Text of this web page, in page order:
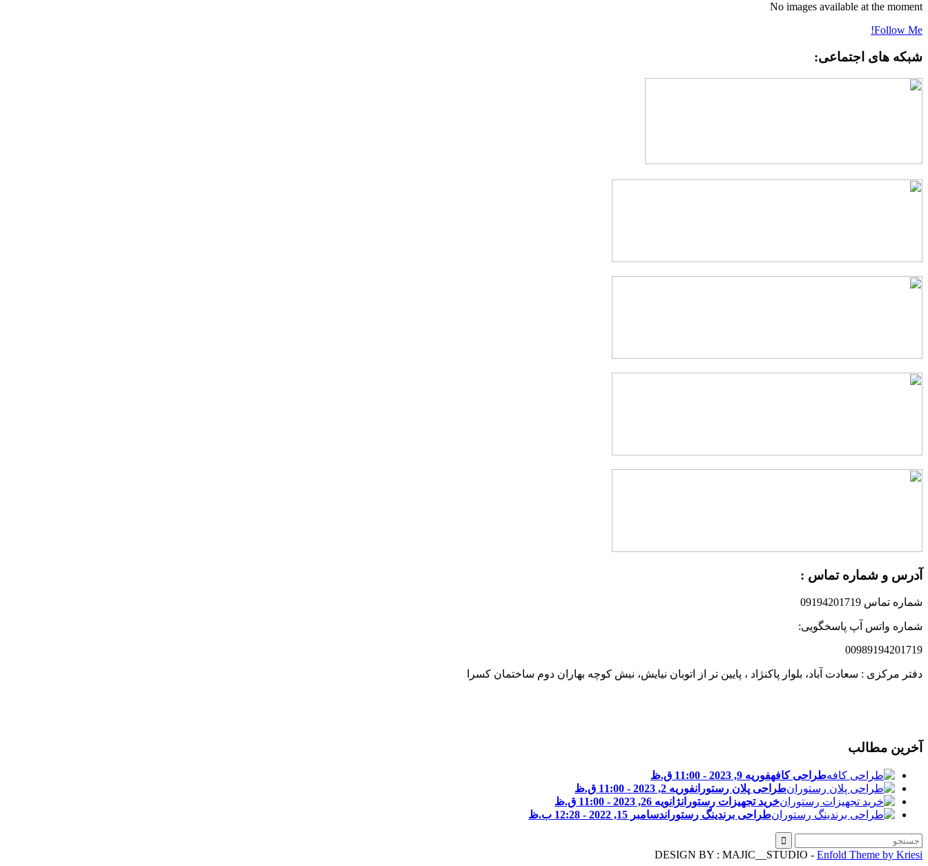
No images available at the moment
Follow Me!
شبکه های اجتماعی:
آدرس و شماره تماس :
شماره تماس 09194201719
شماره واتس آپ پاسخگویی:
00989194201719
دفتر مرکزی : سعادت آباد، بلوار پاکنژاد ، پایین تر از اتوبان نیایش، نبش کوچه بهاران دوم ساختمان کسرا
آخرین مطالب
طراحی کافهفوریه 9, 2023 - 11:00 ق.ظ
طراحی پلان رستورانفوریه 2, 2023 - 11:00 ق.ظ
خرید تجهیزات رستورانژانویه 26, 2023 - 11:00 ق.ظ
طراحی برندینگ رستوراندسامبر 15, 2022 - 12:28 ب.ظ
DESIGN BY : MAJIC__STUDIO - Enfold Theme by Kriesi